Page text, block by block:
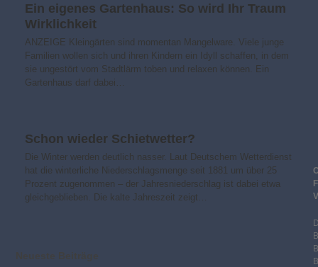
Ein eigenes Gartenhaus: So wird Ihr Traum
Wirklichkeit
ANZEIGE Kleingärten sind momentan Mangelware. Viele junge
Familien wollen sich und ihren Kindern ein Idyll schaffen, in dem
sie ungestört vom Stadtlärm toben und relaxen können. Ein
Gartenhaus darf dabei…
Schon wieder Schietwetter?
Die Winter werden deutlich nasser. Laut Deutschem Wetterdienst
hat die winterliche Niederschlagsmenge seit 1881 um über 25
Prozent zugenommen – der Jahresniederschlag ist dabei etwa
gleichgeblieben. Die kalte Jahreszeit zeigt…